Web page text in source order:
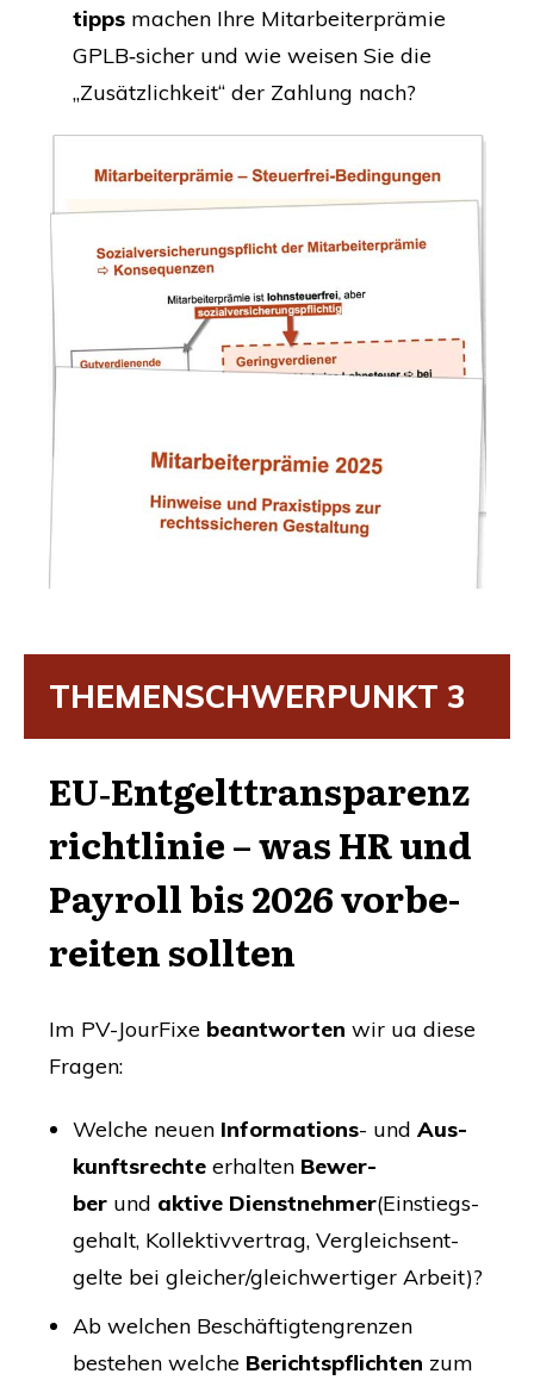
tipps machen Ihre Mit­ar­bei­ter­prä­mie
GPLB‑sicher und wie wei­sen Sie die
„Zusätz­lich­keit“ der Zah­lung nach?
THE­MEN­SCHWER­PUNKT 3
EU‑Entgelttransparenz
richtlinie – wasHRund
Pay­roll bis 2026 vor­be­
rei­ten sollten
Im PV-Jour­Fi­xe beant­wor­ten wir ua die­se
Fragen:
Wel­che neu­en Infor­ma­ti­ons- und Aus­
kunfts­rech­te erhal­ten Bewer­
ber und akti­ve Dienst­neh­mer(Ein­stiegs­
ge­halt, Kol­lek­tiv­ver­trag, Ver­gleichs­ent­
gel­te bei gleicher/gleichwertiger Arbeit)?
Ab wel­chen Beschäf­tig­ten­gren­zen
bestehen wel­che Berichts­pflich­ten zum